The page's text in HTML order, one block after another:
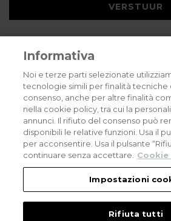
VERSTUUR
Privacybeleid Cookies
© 2026 all rights reserved - Corradi Srl - Via M.
Maggiore (BO) T +39 051
Codice Fiscale - Partita Iva e Registro Imprese di
- 521198. Capitale Sociale: euro
An eLogic Digital Company Project
Informativa
Noi e terze parti selezionate
tecnologie simili per finalità tecniche
consenso, anche per altre finalità
nella cookie policy, tra cui la
annunci. Il rifiuto del consenso può
disponibili le relative funzioni. Usa il
per acconsentire. Usa il pulsante
continuare senza accettare.
Cookie
Impostazioni
Rifiuta tutti